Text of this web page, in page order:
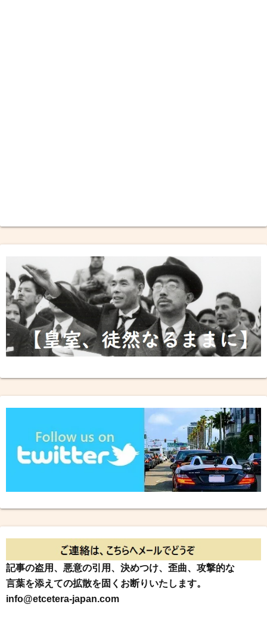
記事の盗用、悪意の引用、決めつけ、歪曲、攻撃的な
言葉を添えての拡散を固くお断りいたします。
info@etcetera-japan.com